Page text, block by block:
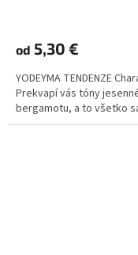
je
z
5
hviezdičiek.
od 5,30 €
YODEYMA TENDENZE
Prekvapí vás tóny
bergamotu, a to všetko